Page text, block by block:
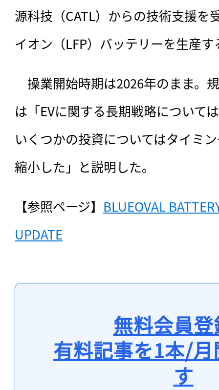
源科技（CATL）からの技術支援を
イオン（LFP）バッテリーを生産
操業開始時期は2026年のまま。
は「EVに関する長期戦略について
いくつかの投資についてはタイミ
縮小した」と説明した。
【参照ページ】 BLUEOVAL
UPDATE
無料会員
有料記事を1本/
す